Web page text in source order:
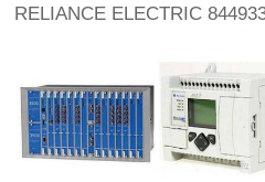
RELIANCE ELECTRIC